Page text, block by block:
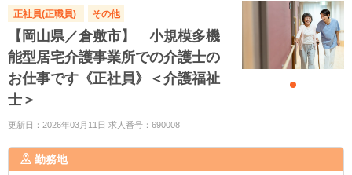
正社員(正職員) その他
【岡山県／倉敷市】 小規模多機
能型居宅介護事業所での介護士の
お仕事です《正社員》＜介護福祉
士＞
更新日：2026年03月11日 求人番号：690008
勤務地